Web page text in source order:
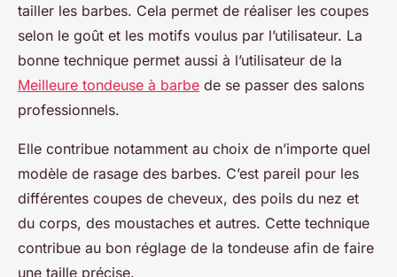
tailler les barbes. Cela permet de réaliser les coupes
selon le goût et les motifs voulus par l’utilisateur. La
bonne technique permet aussi à l’utilisateur de la
Meilleure tondeuse à barbe de se passer des salons
professionnels.
Elle contribue notamment au choix de n’importe quel
modèle de rasage des barbes. C’est pareil pour les
différentes coupes de cheveux, des poils du nez et
du corps, des moustaches et autres. Cette technique
contribue au bon réglage de la tondeuse afin de faire
une taille précise.